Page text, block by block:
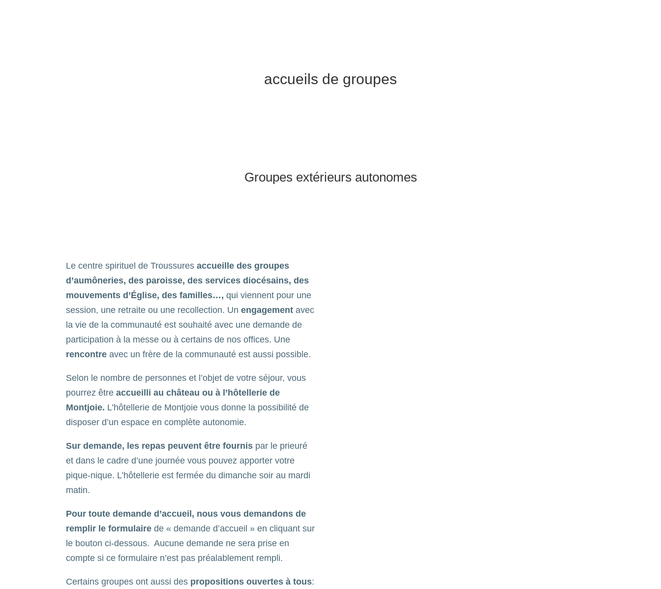
accueils de groupes
Groupes extérieurs autonomes
Le centre spirituel de Troussuresaccueille des groupes
d’aumôneries, des paroisse, des services diocésains, des
mouvements d’Église, des familles…, qui viennent pour une
session, une retraite ou une recollection. Unengagement avec
la vie de la communauté est souhaité avec une demande de
participation à la messe ou à certains de nos offices. Une
rencontre avec un frère de la communauté est aussi possible.
Selon le nombre de personnes et l’objet de votre séjour, vous
pourrez êtreaccueilli au château ou à l’hôtellerie de
Montjoie. L’hôtellerie de Montjoie vous donne la possibilité de
disposer d’un espace en complète autonomie.
Sur demande, les repas peuvent être fournis par le prieuré
et dans le cadre d’une journée vous pouvez apporter votre
pique-nique. L’hôtellerie est fermée du dimanche soir au mardi
matin.
Pour toute demande d’accueil, nous vous demandons de
remplir le formulaire de « demande d’accueil » en cliquant sur
le bouton ci-dessous. Aucune demande ne sera prise en
compte si ce formulaire n’est pas préalablement rempli.
Certains groupes ont aussi des propositions ouvertes à tous: